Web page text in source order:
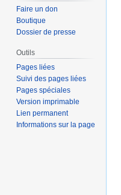
Faire un don
Boutique
Dossier de presse
Outils
Pages liées
Suivi des pages liées
Pages spéciales
Version imprimable
Lien permanent
Informations sur la page